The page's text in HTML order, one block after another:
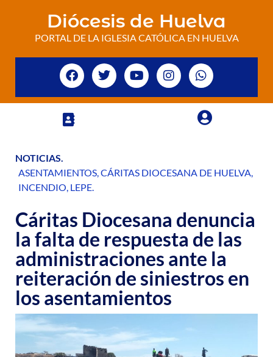
Diócesis de Huelva
PORTAL DE LA IGLESIA CATÓLICA EN HUELVA
NOTICIAS.
ASENTAMIENTOS,CÁRITAS DIOCESANA DE HUELVA,
INCENDIO, LEPE.
Cáritas Diocesana denuncia
la falta de respuesta de las
administraciones ante la
reiteración de siniestros en
los asentamientos